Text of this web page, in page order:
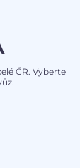
ČR. Vyberte